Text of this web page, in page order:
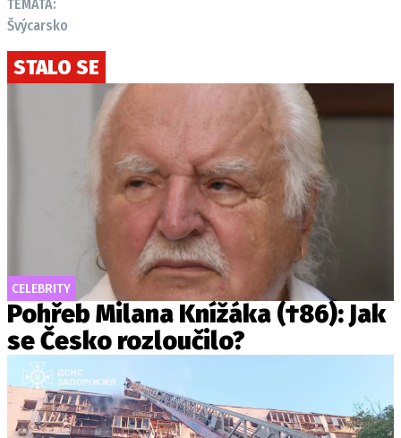
TÉMATA:
Švýcarsko
STALO SE
CELEBRITY
Pohřeb Milana Knížáka (†86): Jak
se Česko rozloučilo?